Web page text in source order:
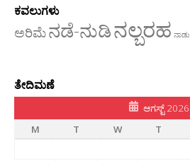
ಕವಲುಗಳು
ಅರಿಮೆನಡೆ-ನುಡಿನಲ್ಬರಹ ನಾಡು
ತೇದಿಮಣೆ
ಆಗಸ್ಟ್ 2026
M
T W T